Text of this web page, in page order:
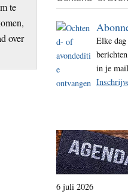
te
over
Elke
in je
6 juli 2026